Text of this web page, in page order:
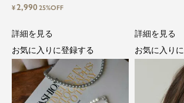
ム。クローゼットに一着は用意しておき
ドレスが持つ女性を美しく見せる力は、
ョンアイテムの中でも特別なものです。
特別な日だけではもったいない もっと
¥2,99025%OFF
詳細を見る
お気に入りに登録する
詳細を見る
お気に入り